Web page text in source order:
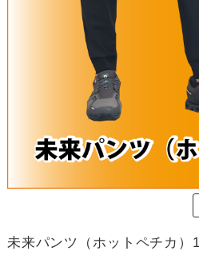
未来パンツ（ホットペチカ）